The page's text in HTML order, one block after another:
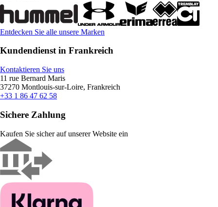
Entdecken Sie alle unsere Marken
Kundendienst in Frankreich
Kontaktieren Sie uns
11 rue Bernard Maris
37270 Montlouis-sur-Loire, Frankreich
+33 1 86 47 62 58
Sichere Zahlung
Kaufen Sie sicher auf unserer Website ein